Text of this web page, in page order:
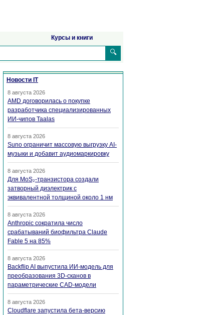
Курсы и книги
🔍
Новости IT
8 августа 2026
AMD договорилась о покупке
разработчика специализированных
ИИ-чипов Taalas
8 августа 2026
Suno ограничит массовую выгрузку AI-
музыки и добавит аудиомаркировку
8 августа 2026
Для MoS₂-транзистора создали
затворный диэлектрик с
эквивалентной толщиной около 1 нм
8 августа 2026
Anthropic сократила число
срабатываний биофильтра Claude
Fable 5 на 85%
8 августа 2026
Backflip AI выпустила ИИ-модель для
преобразования 3D-сканов в
параметрические CAD-модели
8 августа 2026
Cloudflare запустила бета-версию